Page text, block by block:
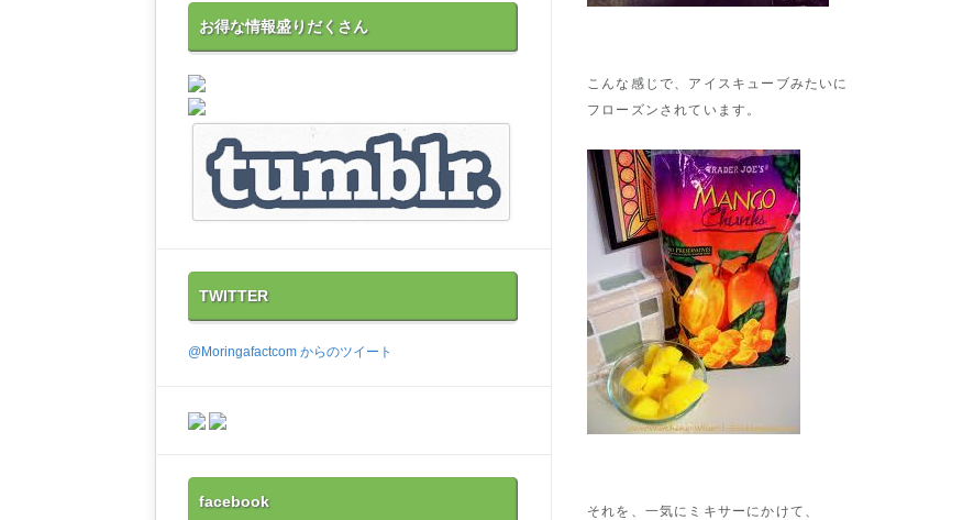
こんな感じで、アイスキューブみたいに
フローズンされています。
それを、一気にミキサーにかけて、
お得な情報盛りだくさん
TWITTER
@Moringafactcom からのツイート
facebook